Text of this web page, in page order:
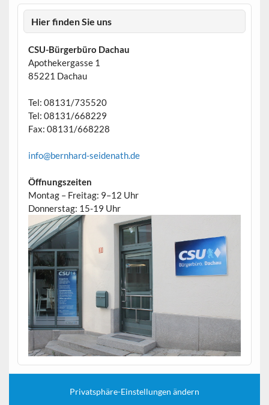
Hier finden Sie uns
CSU-Bürgerbüro Dachau
Apothekergasse 1
85221 Dachau
Tel: 08131/735520
Tel: 08131/668229
Fax: 08131/668228
info@bernhard-seidenath.de
Öffnungszeiten
Montag – Freitag: 9–12 Uhr
Donnerstag: 15-19 Uhr
Privatsphäre-Einstellungen ändern